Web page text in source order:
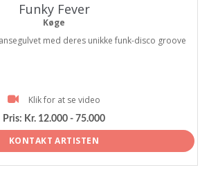
Funky Fever
Køge
med deres unikke funk-disco groove
Klik for at se video
Pris: Kr. 12.000 - 75.000
KONTAKT ARTISTEN